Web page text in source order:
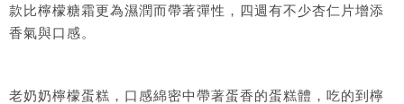
款比檸檬糖霜更為濕潤而帶著彈性，四週有不少杏仁片增添
香氣與口感。
老奶奶檸檬蛋糕，口感綿密中帶著蛋香的蛋糕體，吃的到檸